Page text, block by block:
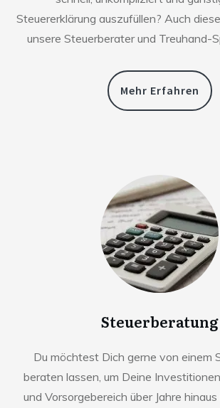
Steuererklärung auszufüllen? Auch
unsere Steuerberater und Treuhand-
Mehr Erfahren
Steuerberatung
Du möchtest Dich gerne von einem
beraten lassen, um Deine
und Vorsorgebereich über Jahre